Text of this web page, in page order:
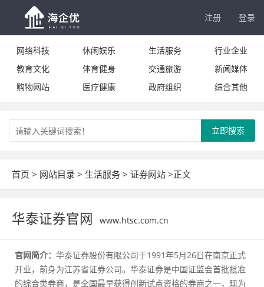
注册 登录
网络科技 休闲娱乐 生活服务
行业企业
教育文化
体育健身 交通旅游
新闻媒体
购物网站
医疗健康 政府组织 综合其他
立即搜索
首页 > 网站目录 > 生活服务 > 证券网站 >正文
华泰证券官网 www.htsc.com.cn
官网简介： 华泰证券股份有限公司于1991年5月26日在南京正式
开业，前身为江苏省证券公司。华泰证券是中国证监会首批批准
的综合类券商，是全国最早获得创新试点资格的券商之一，现为